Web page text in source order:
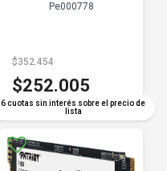
Pe000778
6 cuotas sin interés sobre el precio de
lista
$352.454
$252.005